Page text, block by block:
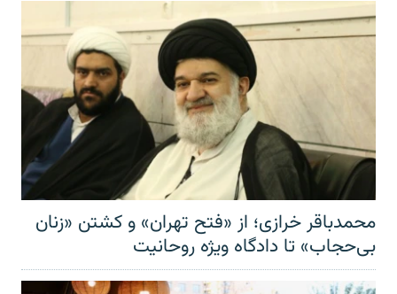
محمدباقر خرازی؛ از «فتح تهران» و کشتن «زنان
بی‌حجاب» تا دادگاه ویژه روحانیت